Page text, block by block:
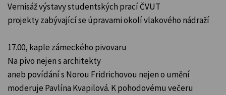
Vernisáž výstavy studentských prací ČVUT
projekty zabývající se úpravami okolí vlakového nádraží
17.00, kaple zámeckého pivovaru
Na pivo nejen s architekty
aneb povídání s Norou Fridrichovou nejen o umění
moderuje Pavlína Kvapilová. K pohodovému večeru